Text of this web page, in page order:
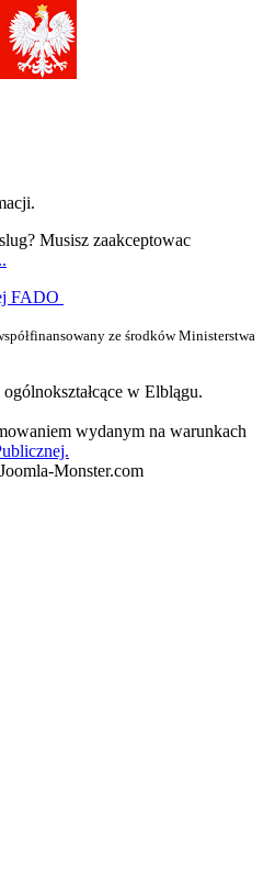
Musisz zaakceptowac
ze środków Ministerstwa
w Elblągu.
wydanym na warunkach
Monster.com